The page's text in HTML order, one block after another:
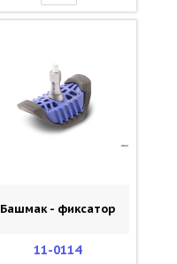
Башмак - фиксатор
11-0114